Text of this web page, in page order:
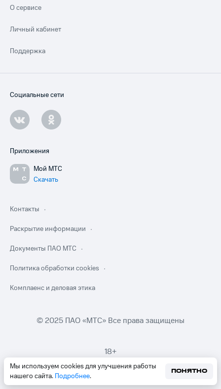
Мы используем cookies для улучшения работы
нашего сайта. Подробнее.
ПОНЯТНО
О сервисе
Личный кабинет
Поддержка
Социальные сети
Приложения
Мой МТС
Скачать
Контакты
Раскрытие информации
Документы ПАО МТС
Политика обработки cookies
Комплаенс и деловая этика
© 2025 ПАО «МТС» Все права защищены
18+